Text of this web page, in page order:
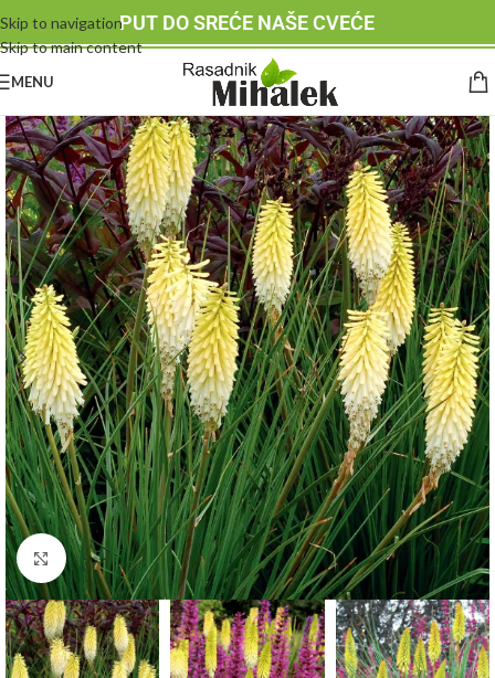
Skip to navigation
Skip to main content
PUT DO SREĆE NAŠE CVEĆE
MENU
Klknite da uvećate